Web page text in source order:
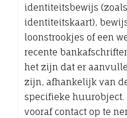
identiteitsbewijs
identiteitskaart),
loonstrookjes of een
recente
het zijn dat er
zijn, afhankelijk van
specifieke huurobject.
vooraf contact op te